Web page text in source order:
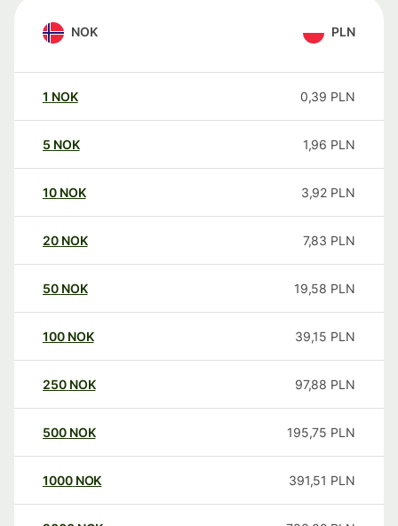
NOK PLN
1 NOK 0,39 PLN
5 NOK 1,96 PLN
10 NOK 3,92 PLN
20 NOK 7,83 PLN
50 NOK 19,58 PLN
100 NOK 39,15 PLN
250 NOK 97,88 PLN
500 NOK 195,75 PLN
1000 NOK 391,51 PLN